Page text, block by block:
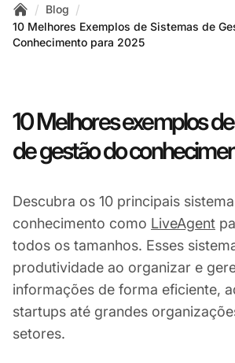
Home
/ Blog /
10 Melhores Exemplos de Sistemas de
Conhecimento para 2025
10 Melhores exemplos
de gestão do
Descubra os 10 principais
conhecimento como LiveAgent
todos os tamanhos. Esses
produtividade ao organizar e
informações de forma eficiente,
startups até grandes
setores.